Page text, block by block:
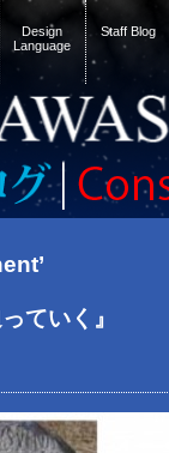
Design
Language
Staff Blog
ていく』